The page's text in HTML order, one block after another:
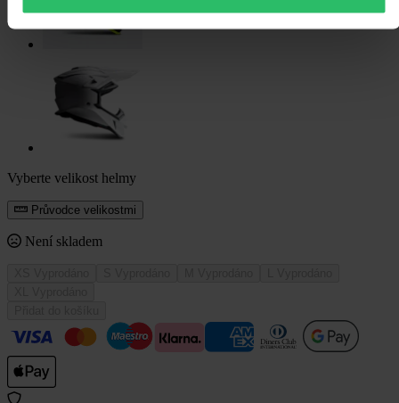
Vyberte velikost helmy
Průvodce velikostmi
Není skladem